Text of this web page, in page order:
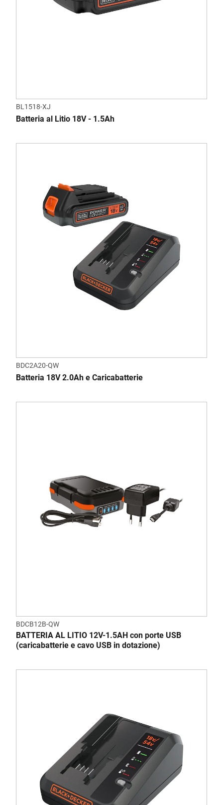
BL1518-XJ
Batteria al Litio 18V - 1.5Ah
BDC2A20-QW
Batteria 18V 2.0Ah e Caricabatterie
BDCB12B-QW
BATTERIA AL LITIO 12V-1.5AH con porte USB
(caricabatterie e cavo USB in dotazione)